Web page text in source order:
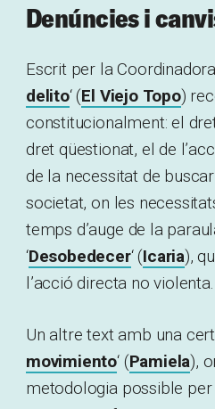
Denúncies i
Escrit per la
delito‘ (El Viejo Topo)
constitucionalment: el
dret qüestionat, el de
de la necessitat de
societat, on les
temps d’auge de la
‘Desobedecer‘ (Icaria),
l’acció directa no violenta.
Un altre text amb una
movimiento‘ (Pamiela),
metodologia possible